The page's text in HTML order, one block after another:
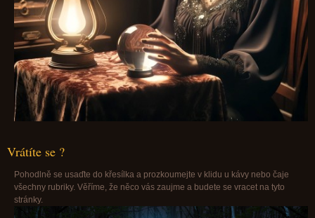
Vrátíte se ?
Pohodlně se usaďte do křesílka a prozkoumejte v klidu u kávy nebo čaje
všechny rubriky. Věříme, že něco vás zaujme a budete se vracet na tyto
stránky.